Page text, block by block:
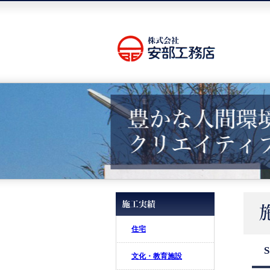
住宅
文化・教育施設